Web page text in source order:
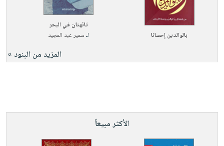
بالوالدين إحسانا
تائهتان في البحر
لـسمير عبد المجيد
المزيد من البنود »
الأكثر مبيعاً